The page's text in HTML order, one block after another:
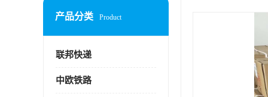
产品分类 Product
联邦快递
中欧铁路